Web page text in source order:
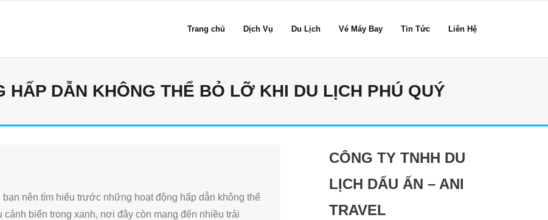
Trang chủ Dịch Vụ Du Lịch Vé Máy Bay Tin Tức Liên Hệ
HẤP DẪN KHÔNG THỂ BỎ LỠ KHI DU LỊCH PHÚ QUÝ
nên tìm hiểu trước những hoạt động hấp dẫn không thể
cảnh biển trong xanh, nơi đây còn mang đến nhiều trải
CÔNG TY TNHH DU
LỊCH DẤU ẤN – ANI
TRAVEL